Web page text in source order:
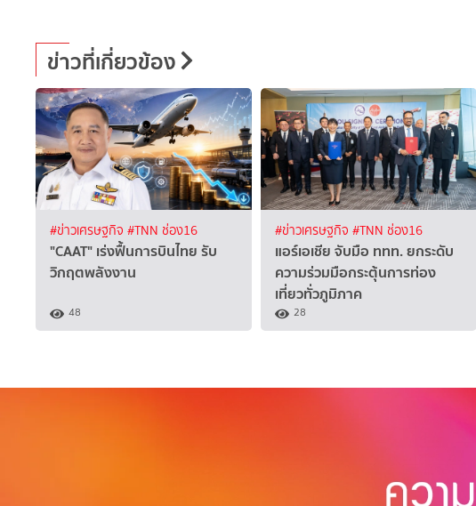
ข่าวที่เกี่ยวข้อง
#ข่าวเศรษฐกิจ #TNN ช่อง16
"CAAT" เร่งฟื้นการบินไทย รับ
วิกฤตพลังงาน
48
#ข่าวเศรษฐกิจ #TNN ช่อง16
แอร์เอเชีย จับมือ ททท. ยกระดับ
ความร่วมมือกระตุ้นการท่อง
เที่ยวทั่วภูมิภาค
28